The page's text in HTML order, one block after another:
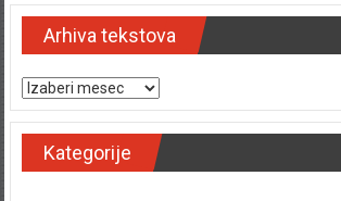
Arhiva tekstova
Arhiva tekstova
Kategorije